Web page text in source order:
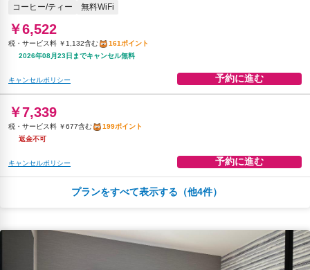
税・サービス料 ￥755含む
2026年08月25日までキャンセル無料
コーヒー/ティー 無料WiFi
￥6,522
税・サービス料 ￥1,132含む
161ポイント
2026年08月23日までキャンセル無料
キャンセルポリシー 予約に進む
￥7,339
税・サービス料 ￥677含む
199ポイント
返金不可
キャンセルポリシー 予約に進む
予約に進む
プランをすべて表示する（他4件）